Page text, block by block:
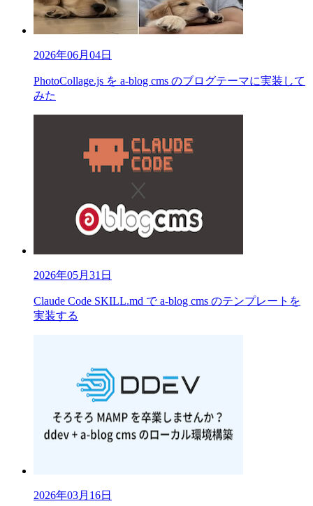
2026年06月04日
PhotoCollage.js を a-blog cms のブログテーマに実装して
みた
2026年05月31日
Claude Code SKILL.md で a-blog cms のテンプレートを
実装する
2026年03月16日